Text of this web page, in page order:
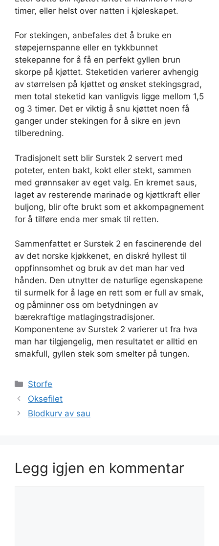
timer, eller helst over natten i kjøleskapet.
For stekingen, anbefales det å bruke en
støpejernspanne eller en tykkbunnet
stekepanne for å få en perfekt gyllen brun
skorpe på kjøttet. Steketiden varierer avhengig
av størrelsen på kjøttet og ønsket stekingsgrad,
men total steketid kan vanligvis ligge mellom 1,5
og 3 timer. Det er viktig å snu kjøttet noen få
ganger under stekingen for å sikre en jevn
tilberedning.
Tradisjonelt sett blir Surstek 2 servert med
poteter, enten bakt, kokt eller stekt, sammen
med grønnsaker av eget valg. En kremet saus,
laget av resterende marinade og kjøttkraft eller
buljong, blir ofte brukt som et akkompagnement
for å tilføre enda mer smak til retten.
Sammenfattet er Surstek 2 en fascinerende del
av det norske kjøkkenet, en diskré hyllest til
oppfinnsomhet og bruk av det man har ved
hånden. Den utnytter de naturlige egenskapene
til surmelk for å lage en rett som er full av smak,
og påminner oss om betydningen av
bærekraftige matlagingstradisjoner.
Komponentene av Surstek 2 varierer ut fra hva
man har tilgjengelig, men resultatet er alltid en
smakfull, gyllen stek som smelter på tungen.
Kategorier
Storfe
Oksefilet
Blodkurv av sau
Legg igjen en kommentar